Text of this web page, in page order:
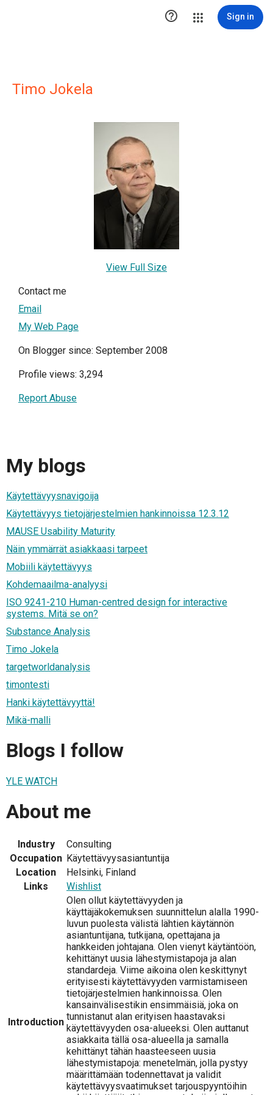
 Sign in
Timo Jokela
View Full Size
Contact me
Email
My Web Page
On Blogger since: September 2008
Profile views: 3,294
Report Abuse
My blogs
Käytettävyysnavigoija
Käytettävyys tietojärjestelmien hankinnoissa 12.3.12
MAUSE Usability Maturity
Näin ymmärrät asiakkaasi tarpeet
Mobiili käytettävyys
Kohdemaailma-analyysi
ISO 9241-210 Human-centred design for interactive
systems. Mitä se on?
Substance Analysis
Timo Jokela
targetworldanalysis
timontesti
Hanki käytettävyyttä!
Mikä-malli
Blogs I follow
YLE WATCH
About me
Industry
Consulting
Occupation Käytettävyysasiantuntija
Location
Helsinki, Finland
Links
Wishlist
Introduction
Olen ollut käytettävyyden ja
käyttäjäkokemuksen suunnittelun alalla 1990-
luvun puolesta välistä lähtien käytännön
asiantuntijana, tutkijana, opettajana ja
hankkeiden johtajana. Olen vienyt käytäntöön,
kehittänyt uusia lähestymistapoja ja alan
standardeja. Viime aikoina olen keskittynyt
erityisesti käytettävyyden varmistamiseen
tietojärjestelmien hankinnoissa. Olen
kansainvälisestikin ensimmäisiä, joka on
tunnistanut alan erityisen haastavaksi
käytettävyyden osa-alueeksi. Olen auttanut
asiakkaita tällä osa-alueella ja samalla
kehittänyt tähän haasteeseen uusia
lähestymistapoja: menetelmän, jolla pystyy
määrittämään todennettavat ja validit
käytettävyysvaatimukset tarjouspyyntöihin